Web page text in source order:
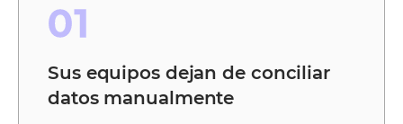
01
Sus equipos dejan de conciliar
datos manualmente